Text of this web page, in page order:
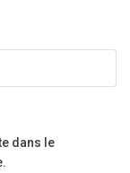
dans le